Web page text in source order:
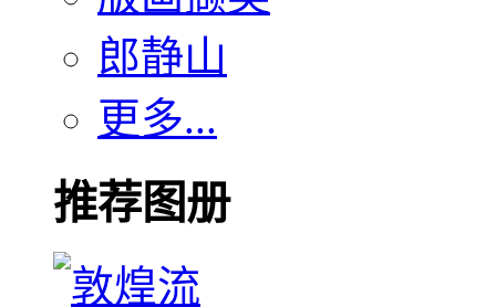
郎静山
更多...
推荐图册